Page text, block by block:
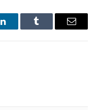
LinkedInTumblr Email